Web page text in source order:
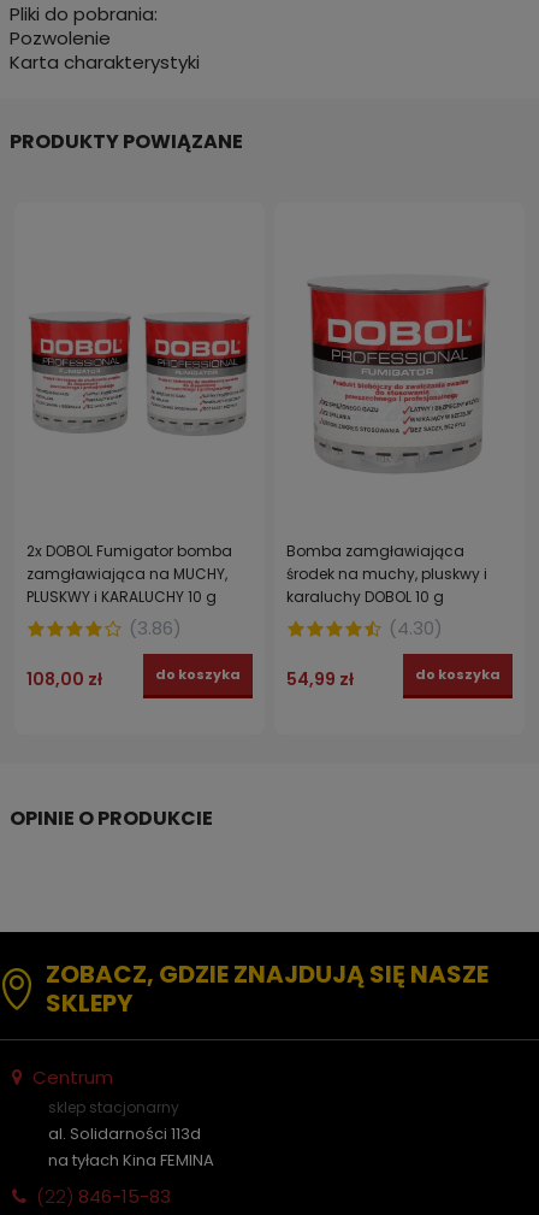
Pliki do pobrania:
Pozwolenie
Karta charakterystyki
PRODUKTY POWIĄZANE
2x DOBOL Fumigator bomba
zamgławiająca na MUCHY,
PLUSKWY i KARALUCHY 10 g
made in France
(3.86)
108,00 zł do koszyka
Bomba zamgławiająca
środek na muchy, pluskwy i
karaluchy DOBOL 10 g
(4.30)
54,99 zł do koszyka
ZOBACZ, GDZIE ZNAJDUJĄ SIĘ NASZE
SKLEPY
Centrum
sklep stacjonarny
al. Solidarności 113d
na tyłach Kina FEMINA
(22) 846-15-83